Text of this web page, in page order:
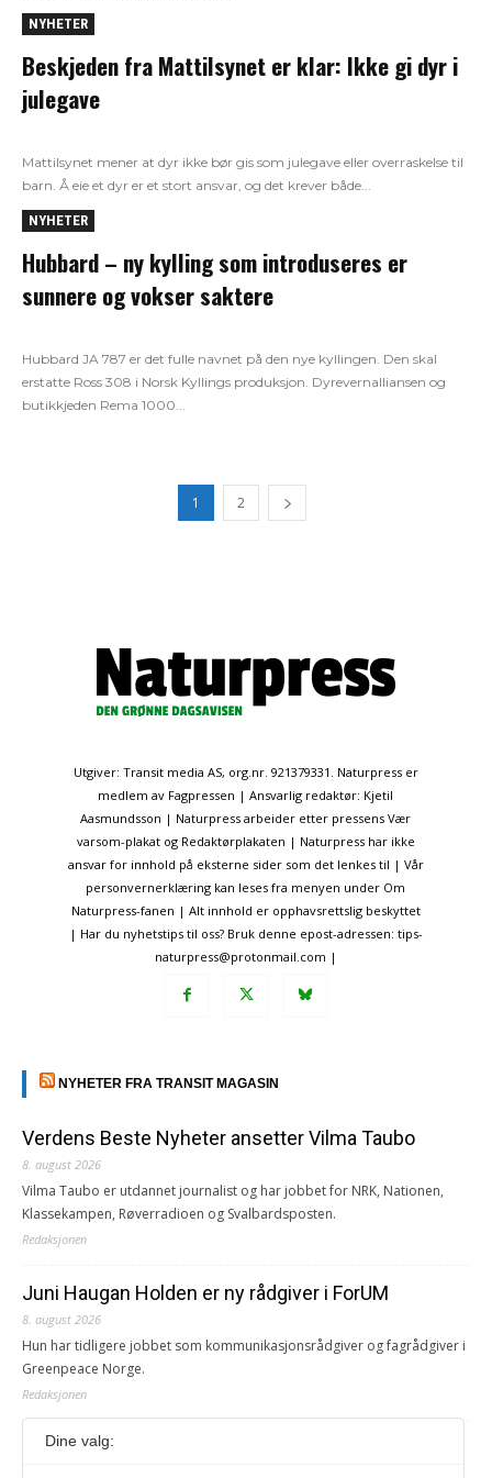
NYHETER
Beskjeden fra Mattilsynet er klar: Ikke gi dyr i
julegave
Mattilsynet mener at dyr ikke bør gis som julegave eller overraskelse til
barn. Å eie et dyr er et stort ansvar, og det krever både...
NYHETER
Hubbard – ny kylling som introduseres er
sunnere og vokser saktere
Hubbard JA 787 er det fulle navnet på den nye kyllingen. Den skal
erstatte Ross 308 i Norsk Kyllings produksjon. Dyrevernalliansen og
butikkjeden Rema 1000...
1 2
Utgiver: Transit media AS, org.nr. 921379331. Naturpress er
medlem av Fagpressen | Ansvarlig redaktør: Kjetil
Aasmundsson | Naturpress arbeider etter pressens Vær
varsom-plakat og Redaktørplakaten | Naturpress har ikke
ansvar for innhold på eksterne sider som det lenkes til | Vår
personvernerklæring kan leses fra menyen under Om
Naturpress-fanen | Alt innhold er opphavsrettslig beskyttet
| Har du nyhetstips til oss? Bruk denne epost-adressen: tips-
naturpress@protonmail.com |
NYHETER FRA TRANSIT MAGASIN
Verdens Beste Nyheter ansetter Vilma Taubo
8. august 2026
Vilma Taubo er utdannet journalist og har jobbet for NRK, Nationen,
Klassekampen, Røverradioen og Svalbardsposten.
Redaksjonen
Juni Haugan Holden er ny rådgiver i ForUM
8. august 2026
Hun har tidligere jobbet som kommunikasjonsrådgiver og fagrådgiver i
Greenpeace Norge.
Redaksjonen
Journalist fra Vietnam idømt 7 års fengsel
Dine valg: